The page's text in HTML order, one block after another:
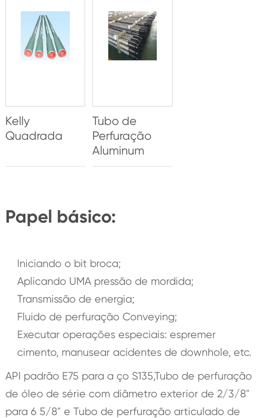
Kelly
Quadrada
Tubo de
Perfuração
Aluminum
Papel básico:
Iniciando o bit broca;
Aplicando UMA pressão de mordida;
Transmissão de energia;
Fluido de perfuração Conveying;
Executar operações especiais: espremer
cimento, manusear acidentes de downhole, etc.
API padrão E75 para a ço S135,Tubo de perfuração
de óleo de série com diâmetro exterior de 2/3/8"
para 6 5/8" e Tubo de perfuração articulado de